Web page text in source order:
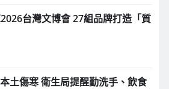
台灣文博會 27組品牌打造「質
土傷寒 衛生局提醒勤洗手、飲食